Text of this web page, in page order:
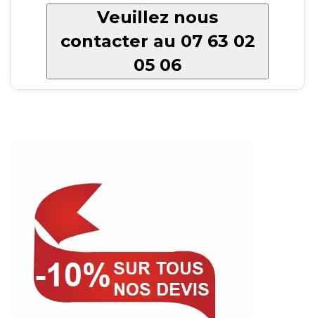
Veuillez nous
contacter au 07 63 02
05 06